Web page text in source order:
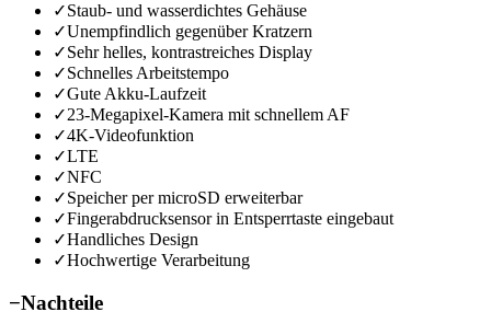
✓Staub- und wasserdichtes Gehäuse
✓Unempfindlich gegenüber Kratzern
✓Sehr helles, kontrastreiches Display
✓Schnelles Arbeitstempo
✓Gute Akku-Laufzeit
✓23-Megapixel-Kamera mit schnellem AF
✓4K-Videofunktion
✓LTE
✓NFC
✓Speicher per microSD erweiterbar
✓Fingerabdrucksensor in Entsperrtaste eingebaut
✓Handliches Design
✓Hochwertige Verarbeitung
−Nachteile